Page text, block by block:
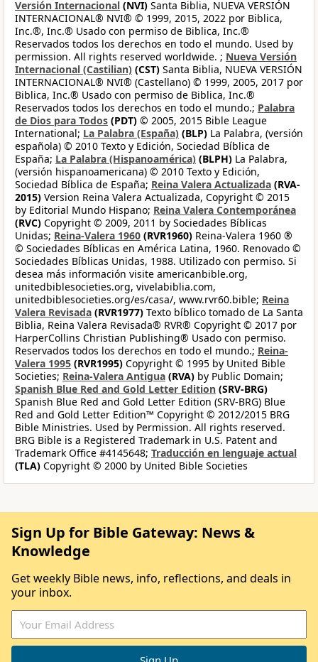
Versión Internacional (NVI) Santa Biblia, NUEVA VERSIÓN
INTERNACIONAL® NVI® © 1999, 2015, 2022 por Biblica,
Inc.®, Inc.® Usado con permiso de Biblica, Inc.®
Reservados todos los derechos en todo el mundo. Used by
permission. All rights reserved worldwide. ; Nueva Versión
Internacional (Castilian) (CST) Santa Biblia, NUEVA VERSIÓN
INTERNACIONAL® NVI® (Castellano) © 1999, 2005, 2017 por
Biblica, Inc.® Usado con permiso de Biblica, Inc.®
Reservados todos los derechos en todo el mundo.; Palabra
de Dios para Todos (PDT) © 2005, 2015 Bible League
International; La Palabra (España) (BLP) La Palabra, (versión
española) © 2010 Texto y Edición, Sociedad Bíblica de
España; La Palabra (Hispanoamérica) (BLPH) La Palabra,
(versión hispanoamericana) © 2010 Texto y Edición,
Sociedad Bíblica de España; Reina Valera Actualizada (RVA-
2015) Version Reina Valera Actualizada, Copyright © 2015
by Editorial Mundo Hispano; Reina Valera Contemporánea
(RVC) Copyright © 2009, 2011 by Sociedades Bíblicas
Unidas; Reina-Valera 1960 (RVR1960) Reina-Valera 1960 ®
© Sociedades Bíblicas en América Latina, 1960. Renovado ©
Sociedades Bíblicas Unidas, 1988. Utilizado con permiso. Si
desea más información visite americanbible.org,
unitedbiblesocieties.org, vivelabiblia.com,
unitedbiblesocieties.org/es/casa/, www.rvr60.bible; Reina
Valera Revisada (RVR1977) Texto bíblico tomado de La Santa
Biblia, Reina Valera Revisada® RVR® Copyright © 2017 por
HarperCollins Christian Publishing® Usado con permiso.
Reservados todos los derechos en todo el mundo.; Reina-
Valera 1995 (RVR1995) Copyright © 1995 by United Bible
Societies; Reina-Valera Antigua (RVA) by Public Domain;
Spanish Blue Red and Gold Letter Edition (SRV-BRG)
Spanish Blue Red and Gold Letter Edition (SRV-BRG) Blue
Red and Gold Letter Edition™ Copyright © 2012/2015 BRG
Bible Ministries. Used by Permission. All rights reserved.
BRG Bible is a Registered Trademark in U.S. Patent and
Trademark Office #4145648; Traducción en lenguaje actual
(TLA) Copyright © 2000 by United Bible Societies
Sign Up for Bible Gateway: News &
Knowledge
Get weekly Bible news, info, reflections, and deals in
your inbox.